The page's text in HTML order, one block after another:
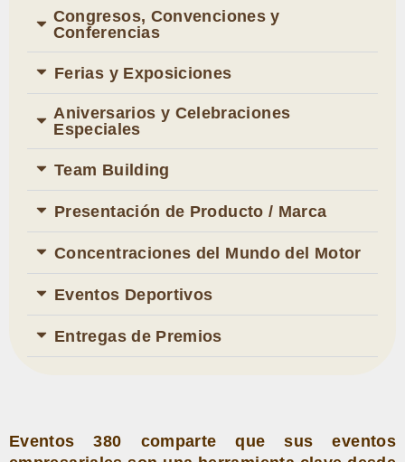
Congresos, Convenciones y
Conferencias
Ferias y Exposiciones
Aniversarios y Celebraciones
Especiales
Team Building
Presentación de Producto / Marca
Concentraciones del Mundo del Motor
Eventos Deportivos
Entregas de Premios
Eventos 380 comparte que sus eventos